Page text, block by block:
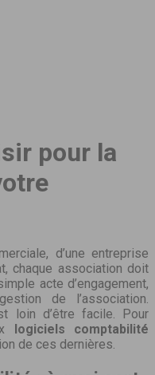
pour la
chaque association doit
acte d’engagement,
de l’association.
loin d’être facile. Pour
logiciels
comptabilité
de ces dernières.